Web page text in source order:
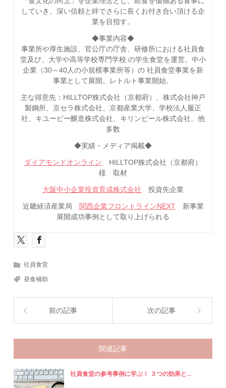
していき、深い信頼と絆でさらに長くお付き合い頂ける企
業を目指す。
◆事業内容◆
事業所や厚生施設、官公庁の庁舎、研修所における社員食
堂及び、大学や高等学校専門学校 の学生食堂を運営。中小
企業（30～40人の小規模事業所等）の 社員食堂事業を新
事業として展開。レトルト事業開始。
主な得意先：HILLTOP株式会社（京都府）、株式会社神戸
製鋼所、京セラ株式会社、京都産業大学、学校法人履正
社、キユーピー醸造株式会社、キリンビール株式会社、他
多数
◆実績・メディア掲載◆
ダイアモンドオンライン HILLTOP株式会社（京都府）
様 取材
大阪中小企業投資育成株式会社 投資先企業
近畿経済産業局 関西企業フロントラインNEXT新事業
展開成功事例として取り上げられる
社員食堂
昼食補助
前の記事 次の記事
関連記事
社員食堂の参考事例に学ぶ！ ３つの効果と...